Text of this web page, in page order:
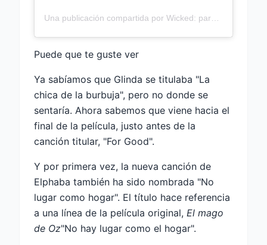
Puede que te guste ver
Ya sabíamos que Glinda se titulaba "La
chica de la burbuja", pero no donde se
sentaría. Ahora sabemos que viene hacia el
final de la película, justo antes de la
canción titular, "For Good".
Y por primera vez, la nueva canción de
Elphaba también ha sido nombrada "No
lugar como hogar". El título hace referencia
a una línea de la película original, El mago
de Oz"No hay lugar como el hogar".